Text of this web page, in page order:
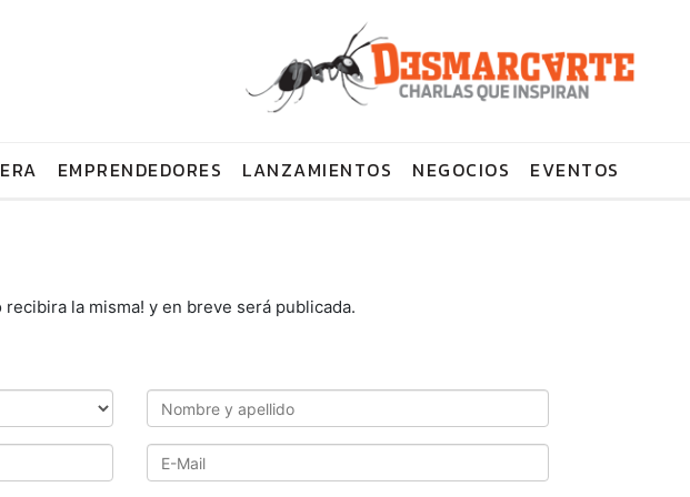
EMPRENDEDORES LANZAMIENTOS NEGOCIOS EVENTOS
la misma! y en breve será publicada.